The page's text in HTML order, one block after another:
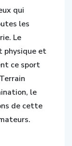
qui
les
Le
physique et
ce sport
le
de cette